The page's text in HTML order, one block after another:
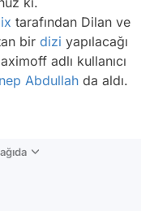
tarafından Dilan ve
bir dizi yapılacağı
adlı kullanıcı
Abdullah da aldı.